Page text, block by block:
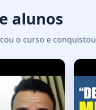
alunos
o curso e